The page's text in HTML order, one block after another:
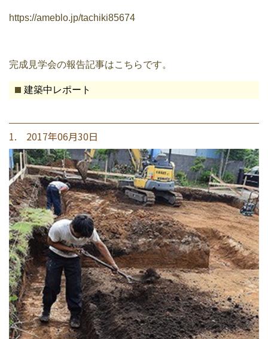
https://ameblo.jp/tachiki85674
完成見学会の報告記事はこちらです。
建築中レポート
1. 2017年06月30日